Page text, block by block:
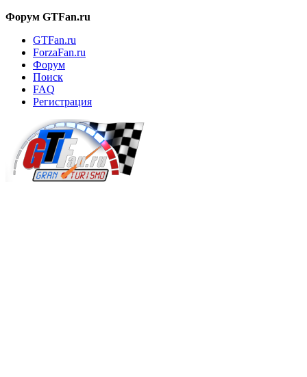
Форум GTFan.ru
GTFan.ru
ForzaFan.ru
Форум
Поиск
FAQ
Регистрация